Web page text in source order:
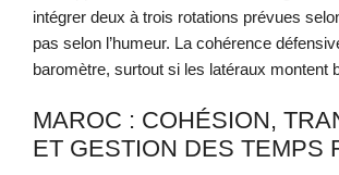
intégrer deux à trois rotations prévues
pas selon l’humeur. La cohérence
baromètre, surtout si les latéraux montent
MAROC : COHÉSION,
ET GESTION DES TEMPS